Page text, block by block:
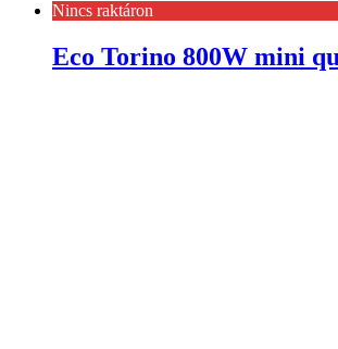
Nincs raktáron
Eco Torino 800W mini